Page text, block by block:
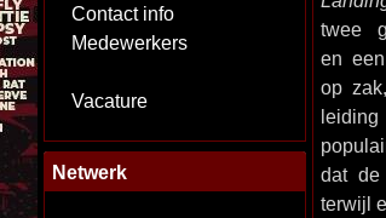
Contact info
Medewerkers
Vacature
Netwerk
twee
en
op
dat de
terwijl